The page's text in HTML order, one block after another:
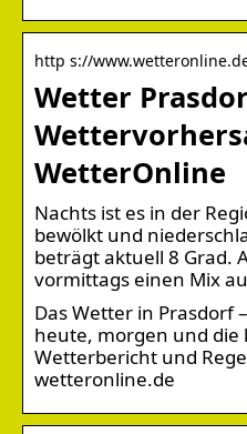
http s://
Wetter
WetterOnline
Nachts ist es in der
bewölkt und
beträgt aktuell 8 Grad.
vormittags einen Mix
Das Wetter in Prasdorf
heute, morgen und die
Wetterbericht und
wetteronline.de